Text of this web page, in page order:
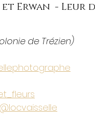
et Erwan  -
de Trézien)
@locvaisselle